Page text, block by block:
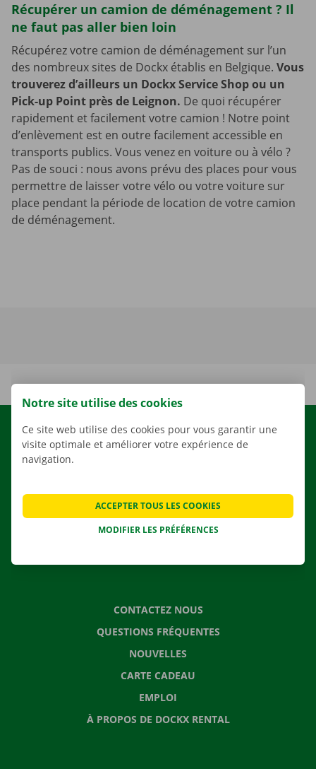
Récupérer un camion de déménagement ? Il
ne faut pas aller bien loin
Récupérez votre camion de déménagement sur l’un
des nombreux sites de Dockx établis en Belgique. Vous
trouverez d’ailleurs un Dockx Service Shop ou un
Pick-up Point près de Leignon. De quoi récupérer
rapidement et facilement votre camion ! Notre point
d’enlèvement est en outre facilement accessible en
transports publics. Vous venez en voiture ou à vélo ?
Pas de souci : nous avons prévu des places pour vous
permettre de laisser votre vélo ou votre voiture sur
place pendant la période de location de votre camion
de déménagement.
LOCATION
NOS VÉHICULES
AGENCES
APPLI
CONTACTEZ NOUS
QUESTIONS FRÉQUENTES
NOUVELLES
CARTE CADEAU
EMPLOI
À PROPOS DE DOCKX RENTAL
Notre site utilise des cookies
Ce site web utilise des cookies pour vous garantir une
visite optimale et améliorer votre expérience de
navigation.
MODIFIER LES PRÉFÉRENCES
ACCEPTER TOUS LES COOKIES